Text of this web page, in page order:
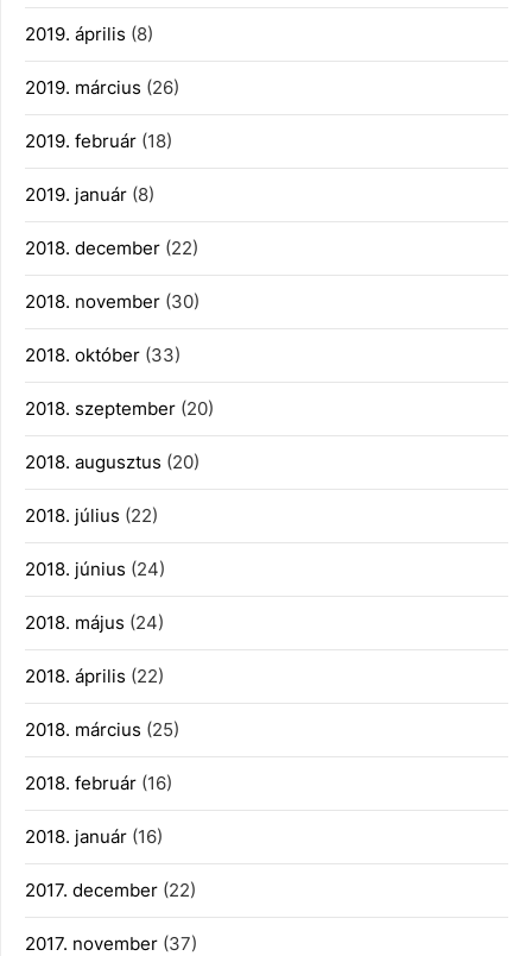
2019. április (8)
2019. március (26)
2019. február (18)
2019. január (8)
2018. december (22)
2018. november (30)
2018. október (33)
2018. szeptember (20)
2018. augusztus (20)
2018. július (22)
2018. június (24)
2018. május (24)
2018. április (22)
2018. március (25)
2018. február (16)
2018. január (16)
2017. december (22)
2017. november (37)